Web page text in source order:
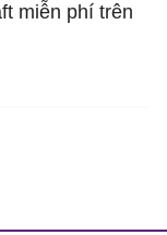
miễn phí trên